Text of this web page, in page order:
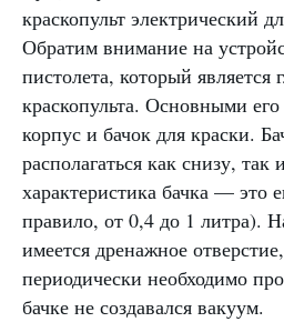
краскопульт электрический
Обратим внимание на
пистолета, который является
краскопульта. Основными его
корпус и бачок для краски.
располагаться как снизу, так
характеристика бачка — это
правило, от 0,4 до 1 литра).
имеется дренажное
периодически необходимо
бачке не создавался вакуум.